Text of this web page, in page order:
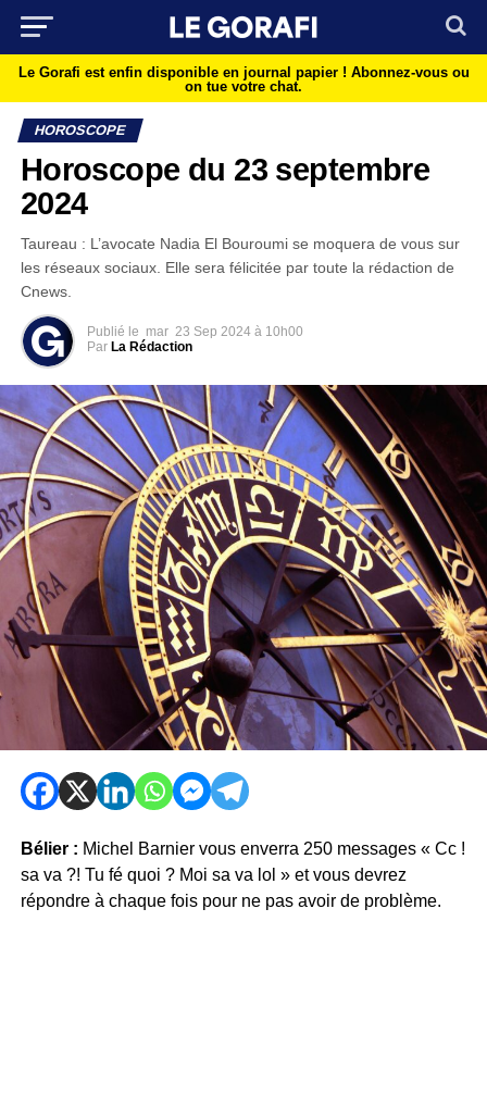
Le Gorafi est enfin disponible en journal papier ! Abonnez-vous ou
on tue votre chat.
HOROSCOPE
Horoscope du 23 septembre
2024
Taureau : L’avocate Nadia El Bouroumi se moquera de vous sur
les réseaux sociaux. Elle sera félicitée par toute la rédaction de
Cnews.
Publié le mar 23 Sep 2024 à 10h00
Par La Rédaction
Bélier : Michel Barnier vous enverra 250 messages « Cc !
sa va ?! Tu fé quoi ? Moi sa va lol » et vous devrez
répondre à chaque fois pour ne pas avoir de problème.